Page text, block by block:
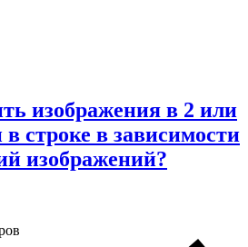
изображения в 2 или
строке в зависимости
изображений?